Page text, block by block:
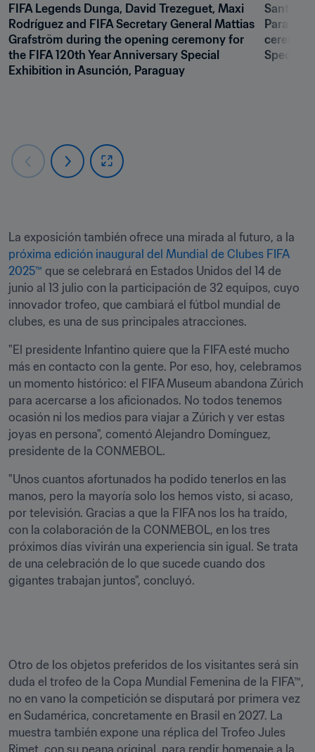
FIFA Legends Dunga, David Trezeguet, Maxi
Rodríguez and FIFA Secretary General Mattias
Grafström during the opening ceremony for
the FIFA 120th Year Anniversary Special
Exhibition in Asunción, Paraguay
Santiago
Special
próxima edición inaugural del Mundial de Clubes FIFA
2025™ que se celebrará en Estados Unidos del 14 de
junio al 13 julio con la participación de 32 equipos, cuyo
innovador trofeo, que cambiará el fútbol mundial de
clubes, es una de sus principales atracciones.
"El presidente Infantino quiere que la FIFA esté mucho
más en contacto con la gente. Por eso, hoy, celebramos
un momento histórico: el FIFA Museum abandona Zúrich
para acercarse a los aficionados. No todos tenemos
ocasión ni los medios para viajar a Zúrich y ver estas
joyas en persona", comentó Alejandro Domínguez,
presidente de la CONMEBOL.
"Unos cuantos afortunados ha podido tenerlos en las
manos, pero la mayoría solo los hemos visto, si acaso,
por televisión. Gracias a que la FIFA nos los ha traído,
con la colaboración de la CONMEBOL, en los tres
próximos días vivirán una experiencia sin igual. Se trata
de una celebración de lo que sucede cuando dos
gigantes trabajan juntos", concluyó.
Otro de los objetos preferidos de los visitantes será sin
duda el trofeo de la Copa Mundial Femenina de la FIFA™,
no en vano la competición se disputará por primera vez
en Sudamérica, concretamente en Brasil en 2027. La
muestra también expone una réplica del Trofeo Jules